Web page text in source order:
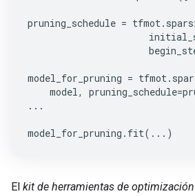
pruning_schedule = tfmot.
model_for_pruning = tfmot.
model, pruning_schedule=
...
model_for_pruning . fit( ... )
El kit de herramientas de